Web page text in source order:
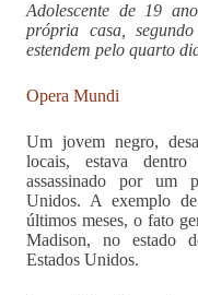
Adolescente de 19
própria casa,
estendem pelo quarto
Opera Mundi
Um jovem negro,
locais, estava
assassinado por um
Unidos. A exemplo
últimos meses, o fato
Madison, no estado
Estados Unidos.